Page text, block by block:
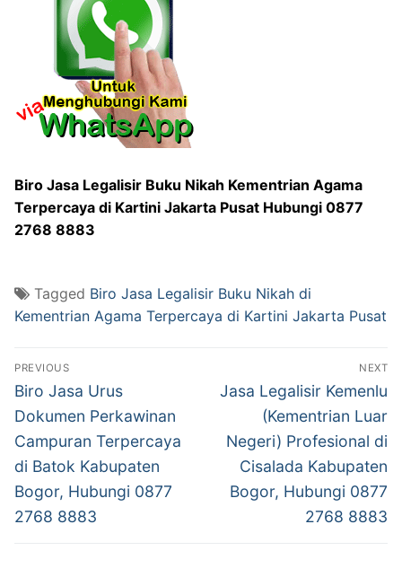
Biro Jasa Legalisir Buku Nikah Kementrian Agama
Terpercaya di Kartini Jakarta Pusat Hubungi 0877
2768 8883
Tagged Biro Jasa Legalisir Buku Nikah di
Kementrian Agama Terpercaya di Kartini Jakarta Pusat
Post
navigation
PREVIOUS
Previous
post:
Biro Jasa Urus
Dokumen Perkawinan
Campuran Terpercaya
di Batok Kabupaten
Bogor, Hubungi 0877
2768 8883
NEXT
Next
Jasa Legalisir Kemenlu
(Kementrian Luar
Negeri) Profesional di
Cisalada Kabupaten
Bogor, Hubungi 0877
2768 8883